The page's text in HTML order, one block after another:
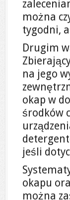
można
tygodni,
Drugim
na jego
okap w
środków
jeśli
okapu
można